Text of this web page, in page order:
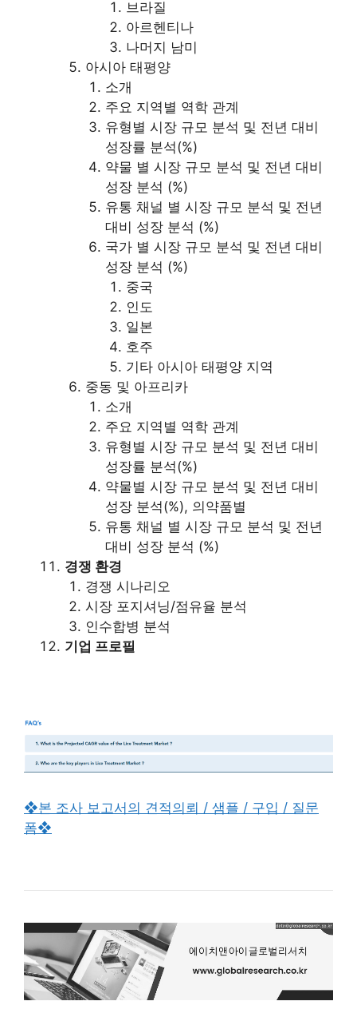
브라질
아르헨티나
나머지 남미
아시아 태평양
소개
주요 지역별 역학 관계
유형별 시장 규모 분석 및 전년 대비
성장률 분석(%)
약물 별 시장 규모 분석 및 전년 대비
성장 분석 (%)
유통 채널 별 시장 규모 분석 및 전년
대비 성장 분석 (%)
국가 별 시장 규모 분석 및 전년 대비
성장 분석 (%)
중국
인도
일본
호주
기타 아시아 태평양 지역
중동 및 아프리카
소개
주요 지역별 역학 관계
유형별 시장 규모 분석 및 전년 대비
성장률 분석(%)
약물별 시장 규모 분석 및 전년 대비
성장 분석(%), 의약품별
유통 채널 별 시장 규모 분석 및 전년
대비 성장 분석 (%)
경쟁 환경
경쟁 시나리오
시장 포지셔닝/점유율 분석
인수합병 분석
기업 프로필
❖본 조사 보고서의 견적의뢰 / 샘플 / 구입 / 질문
폼❖